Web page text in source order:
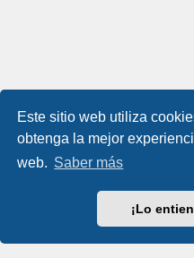
Este sitio web utiliza
obtenga la mejor
web. Saber más
¡Lo